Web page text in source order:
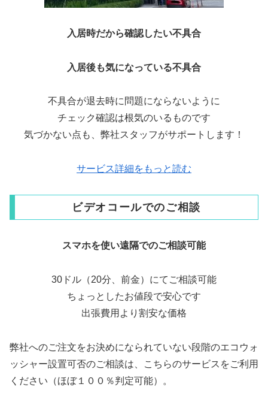
入居時だから確認したい不具合
入居後も気になっている不具合
不具合が退去時に問題にならないように
チェック確認は根気のいるものです
気づかない点も、弊社スタッフがサポートします！
サービス詳細をもっと読む
ビデオコールでのご相談
スマホを使い遠隔でのご相談可能
30ドル（20分、前金）にてご相談可能
ちょっとしたお値段で安心です
出張費用より割安な価格
弊社へのご注文をお決めになられていない段階のエコウォ
ッシャー設置可否のご相談は、こちらのサービスをご利用
ください（ほぼ１００％判定可能）。